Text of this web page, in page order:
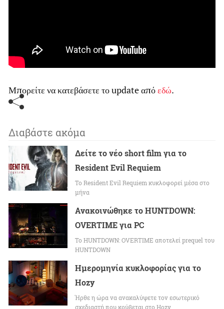
Μπορείτε να κατεβάσετε το update απόεδώ.
Διαβάστε ακόμα
Δείτε το νέο short film για το
Resident Evil Requiem
To Resident Evil Requiem κυκλοφορεί μέσα στο
μήνα
Ανακοινώθηκε το HUNTDOWN:
OVERTIME για PC
Το HUNTDOWN: OVERTIME αποτελεί prequel του
HUNTDOWN
Ημερομηνία κυκλοφορίας για το
Hozy
Ήρθε η ώρα να ανακαλύψετε τον εσωτερικό
σχεδιαστή που κρύβεται στο Hozy